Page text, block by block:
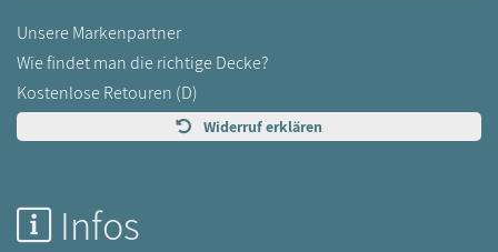
Unsere Markenpartner
Wie findet man die richtige Decke?
Kostenlose Retouren (D)
Widerruf erklären
Infos